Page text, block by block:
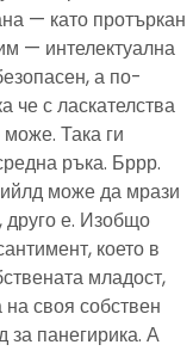
— като протъркан
— интелектуална
а по-
че с ласкателства
Така ги
ръка. Бррр.
може да мрази
друго е. Изобщо
което в
младост,
своя собствен
за панегирика. А